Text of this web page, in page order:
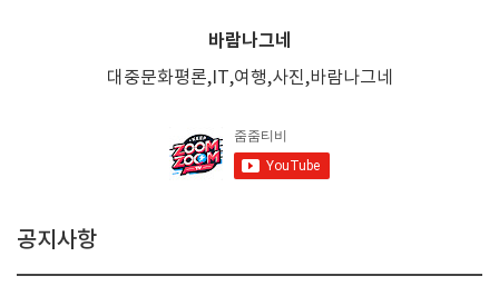
바람나그네
대중문화평론,IT,여행,사진,바람나그네
공지사항